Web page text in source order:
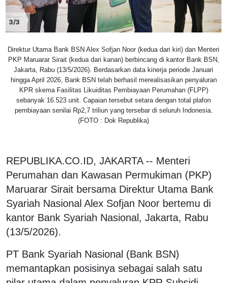
3/3
Direktur Utama Bank BSN Alex Sofjan Noor (kedua dari kiri) dan Menteri
PKP Maruarar Sirait (kedua dari kanan) berbincang di kantor Bank BSN,
Jakarta, Rabu (13/5/2026). Berdasarkan data kinerja periode Januari
hingga April 2026, Bank BSN telah berhasil merealisasikan penyaluran
KPR skema Fasilitas Likuiditas Pembiayaan Perumahan (FLPP)
sebanyak 16.523 unit. Capaian tersebut setara dengan total plafon
pembiayaan senilai Rp2,7 triliun yang tersebar di seluruh Indonesia.
(FOTO : Dok Republika)
REPUBLIKA.CO.ID, JAKARTA -- Menteri
Perumahan dan Kawasan Permukiman (PKP)
Maruarar Sirait bersama Direktur Utama Bank
Syariah Nasional Alex Sofjan Noor bertemu di
kantor Bank Syariah Nasional, Jakarta, Rabu
(13/5/2026).
PT Bank Syariah Nasional (Bank BSN)
memantapkan posisinya sebagai salah satu